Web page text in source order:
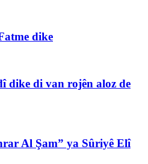
dike
dike di van rojên aloz de
Al Şam” ya Sûriyê Elî